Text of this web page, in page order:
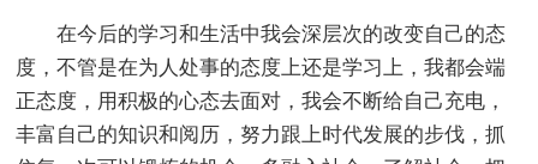
在今后的学习和生活中我会深层次的改变自己的态
度，不管是在为人处事的态度上还是学习上，我都会端
正态度，用积极的心态去面对，我会不断给自己充电，
丰富自己的知识和阅历，努力跟上时代发展的步伐，抓